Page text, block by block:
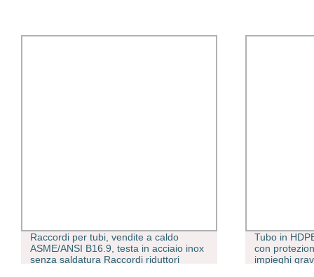
Raccordi per tubi, vendite a caldo
ASME/ANSI B16.9, testa in acciaio inox
senza saldatura Raccordi riduttori
Tubo in
con
impieghi